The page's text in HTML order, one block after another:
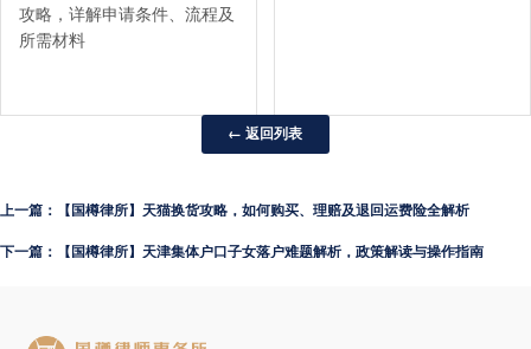
攻略，详解申请条件、流程及
所需材料
← 返回列表
上一篇：【国樽律所】天猫换货攻略，如何购买、理赔及退回运费险全解析
下一篇：【国樽律所】天津集体户口子女落户难题解析，政策解读与操作指南